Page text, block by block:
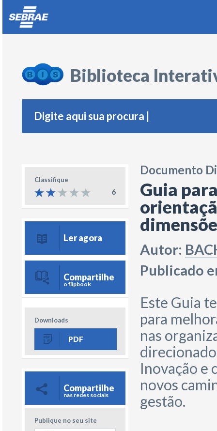
Biblioteca
Classifique
6
Ler agora
Compartilhe
o flipbook
Downloads
PDF
Compartilhe
nas redes sociais
Publique no seu site
Documento
Guia
Autor:
Publicado
Este Guia
para
nas
Inovação e
novos
gestão.